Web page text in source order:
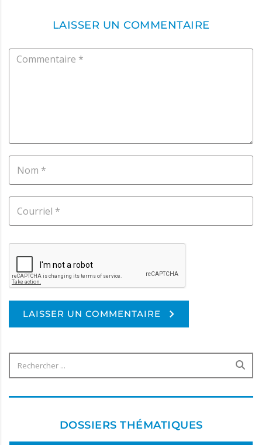
LAISSER UN COMMENTAIRE
LAISSER UN COMMENTAIRE
DOSSIERS THÉMATIQUES